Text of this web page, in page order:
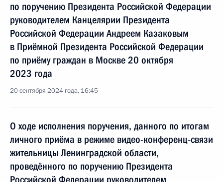
по поручению Президента Российской Федерации
руководителем Канцелярии Президента
Российской Федерации Андреем Казаковым
в Приёмной Президента Российской Федерации
по приёму граждан в Москве 20 октября
2023 года
20 сентября 2024 года, 16:45
О ходе исполнения поручения, данного по итогам
личного приёма в режиме видео-конференц-связи
жительницы Ленинградской области,
проведённого по поручению Президента
Российской Федерации руководителем